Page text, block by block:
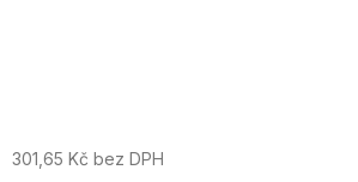
301,65 Kč bez DPH